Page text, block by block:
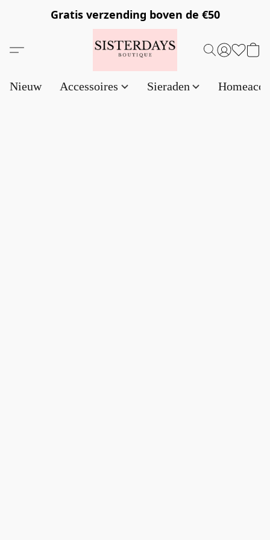
Gratis verzending boven de €50
Nieuw Accessoires Sieraden